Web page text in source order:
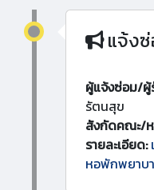
แจ้ง
ผู้แจ้งซ่อม/ผู้
รัตนสุข
สังกัดคณะ/
รายละเอียด:
หอพักพยาบ